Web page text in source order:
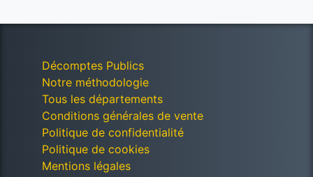
Décomptes Publics
Notre méthodologie
Tous les départements
Conditions générales de vente
Politique de confidentialité
Politique de cookies
Mentions légales